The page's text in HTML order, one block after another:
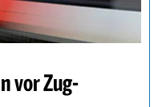
vor Zug-